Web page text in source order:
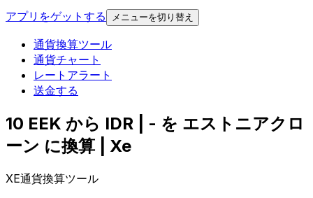
アプリをゲットする
メニューを切り替え
通貨換算ツール
通貨チャート
レートアラート
送金する
10 EEK から IDR | - を エストニアクロ
ーン に換算 | Xe
XE通貨換算ツール